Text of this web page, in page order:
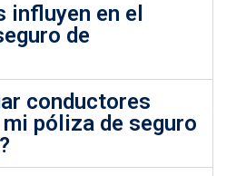
influyen en el
de
conductores
póliza de seguro